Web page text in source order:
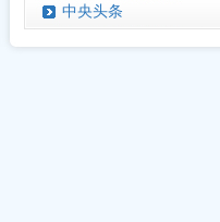
中央头条